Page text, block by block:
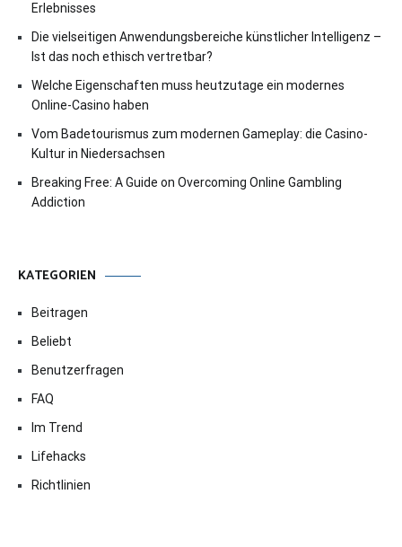
Erlebnisses
Die vielseitigen Anwendungsbereiche künstlicher Intelligenz –
Ist das noch ethisch vertretbar?
Welche Eigenschaften muss heutzutage ein modernes
Online-Casino haben
Vom Badetourismus zum modernen Gameplay: die Casino-
Kultur in Niedersachsen
Breaking Free: A Guide on Overcoming Online Gambling
Addiction
KATEGORIEN
Beitragen
Beliebt
Benutzerfragen
FAQ
Im Trend
Lifehacks
Richtlinien